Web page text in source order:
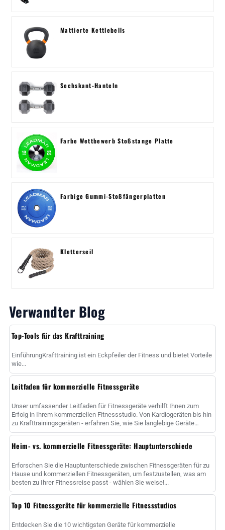
Mattierte Kettlebells
Sechskant-Hanteln
Farbe Wettbewerb Stoßstange Platte
Farbige Gummi-Stoßfängerplatten
Kletterseil
Verwandter Blog
Top-Tools für das Krafttraining
EinführungKrafttraining ist ein Eckpfeiler der Fitness und bietet Vorteile
wie...
Leitfaden für kommerzielle Fitnessgeräte
Unser umfassender Leitfaden für Fitnessgeräte verhilft Ihnen zum
Erfolg in Ihrem kommerziellen Fitnessstudio. Von Kardiogeräten bis hin
zu Krafttrainingsgeräten - erfahren Sie, wie Sie langlebige Geräte
auswählen......
Heim- vs. kommerzielle Fitnessgeräte: Hauptunterschiede
Erforschen Sie die Hauptunterschiede zwischen Fitnessgeräten für zu
Hause und kommerziellen Fitnessgeräten, um festzustellen, was am
besten zu Ihrer Fitnessreise passt - wählen Sie weise!...
Top 10 Fitnessgeräte für kommerzielle Fitnessstudios
Entdecken Sie die 10 wichtigsten Geräte für kommerzielle